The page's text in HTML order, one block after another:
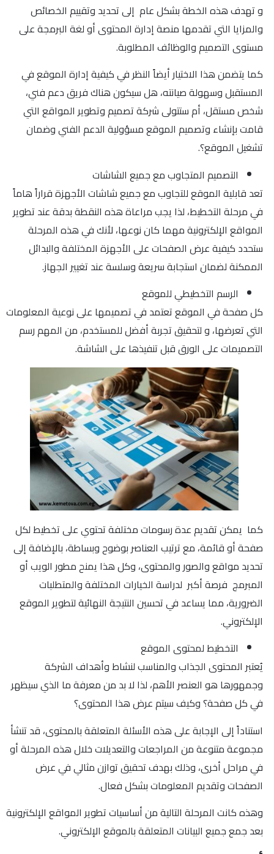
و تهدف هذه الخطة بشكل عام إلى تحديد وتقييم الخصائص
والمزايا التي تقدمها منصة إدارة المحتوى أو لغة البرمجة على
مستوى التصميم والوظائف المطلوبة.
كما يتضمن هذا الاختيار أيضاً النظر في كيفية إدارة الموقع في
المستقبل وسهولة صيانته، هل سيكون هناك فريق دعم فني،
شخص مستقل، أم ستتولى شركة تصميم وتطوير المواقع التي
قامت بإنشاء وتصميم الموقع مسؤولية الدعم الفني وضمان
تشغيل الموقع؟.
التصميم المتجاوب مع جميع الشاشات
تعد قابلية الموقع للتجاوب مع جميع شاشات الأجهزة قراراً هاماً
في مرحلة التخطيط، لذا يجب مراعاة هذه النقطة بدقة عند تطوير
المواقع الإلكترونية مهما كان نوعها، لأنك في هذه المرحلة
ستحدد كيفية عرض الصفحات على الأجهزة المختلفة والبدائل
الممكنة لضمان استجابة سريعة وسلسة عند تغيير الجهاز.
الرسم التخطيطي للموقع
كل صفحة في الموقع تعتمد في تصميمها على نوعية المعلومات
التي تعرضها، و لتحقيق تجربة أفضل للمستخدم، من المهم رسم
التصميمات على الورق قبل تنفيذها على الشاشة.
كما يمكن تقديم عدة رسومات مختلفة تحتوي على تخطيط لكل
صفحة أو قائمة، مع ترتيب العناصر بوضوح وبساطة، بالإضافة إلى
تحديد مواقع والصور والمحتوى، وكل هذا يمنح مطور الويب أو
المبرمج فرصة أكبر لدراسة الخيارات المختلفة والمتطلبات
الضرورية، مما يساعد في تحسين النتيجة النهائية لتطوير الموقع
الإلكتروني.
التخطيط لمحتوى الموقع
يُعتبر المحتوى الجذاب والمناسب لنشاط وأهداف الشركة
وجمهورها هو العنصر الأهم، لذا لا بد من معرفة ما الذي سيظهر
في كل صفحة؟ وكيف سيتم عرض هذا المحتوى؟
استناداً إلى الإجابة على هذه الأسئلة المتعلقة بالمحتوى، قد تنشأ
مجموعة متنوعة من المراجعات والتعديلات خلال هذه المرحلة أو
في مراحل أخرى، وذلك بهدف تحقيق توازن مثالي في عرض
الصفحات وتقديم المعلومات بشكل فعال.
وهذه كانت المرحلة التالية من أساسيات تطوير المواقع الإلكترونية
بعد جمع جميع البيانات المتعلقة بالموقع الإلكتروني.